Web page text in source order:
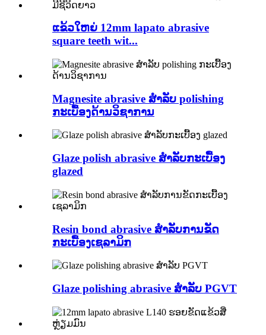
ແຂ້ວໃຫຍ່ 12mm lapato abrasive
square teeth wit...
Magnesite abrasive ສໍາລັບ polishing
ກະເບື້ອງດ້ານວິຊາການ
Glaze polish abrasive ສໍາລັບກະເບື້ອງ
glazed
Resin bond abrasive ສໍາລັບການຂັດ
ກະເບື້ອງເຊລາມິກ
Glaze polishing abrasive ສໍາລັບ PGVT